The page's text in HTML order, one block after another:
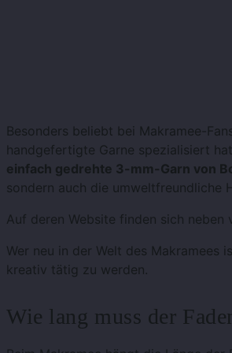
Besonders beliebt bei Makramee-
handgefertigte Garne spezialisiert
einfach gedrehte 3-mm-Garn von
sondern auch die umweltfreundliche
Auf deren Website finden sich neben
Wer neu in der Welt des Makramees
kreativ tätig zu werden.
Wie lang muss der